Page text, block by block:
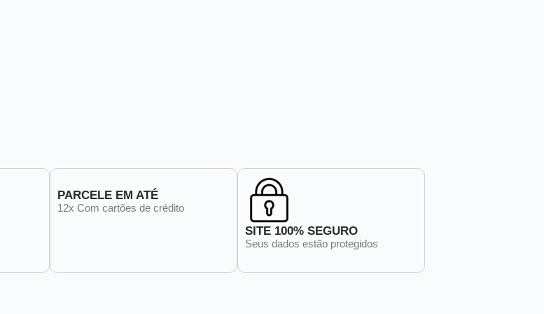
PARCELE EM ATÉ
12x Com cartões de crédito
SITE 100% SEGURO
Seus dados estão protegidos